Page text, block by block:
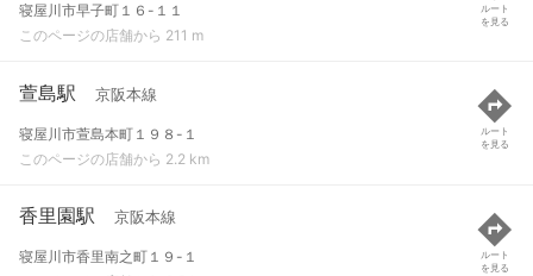
寝屋川市早子町１６-１１
このページの店舗から 211 m
ルート
を見る
萱島駅 京阪本線
寝屋川市萱島本町１９８-１
このページの店舗から 2.2 km
ルート
を見る
香里園駅 京阪本線
寝屋川市香里南之町１９-１
ルート
を見る